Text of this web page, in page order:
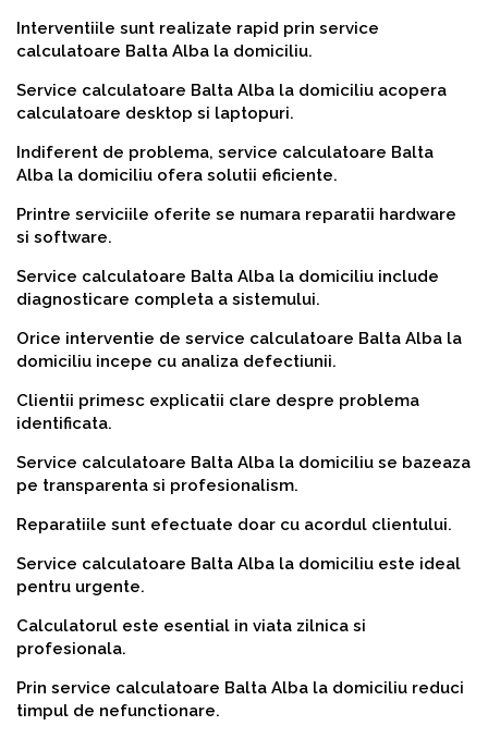
Interventiile sunt realizate rapid prin service
calculatoare Balta Alba la domiciliu.
Service calculatoare Balta Alba la domiciliu acopera
calculatoare desktop si laptopuri.
Indiferent de problema, service calculatoare Balta
Alba la domiciliu ofera solutii eficiente.
Printre serviciile oferite se numara reparatii hardware
si software.
Service calculatoare Balta Alba la domiciliu include
diagnosticare completa a sistemului.
Orice interventie de service calculatoare Balta Alba la
domiciliu incepe cu analiza defectiunii.
Clientii primesc explicatii clare despre problema
identificata.
Service calculatoare Balta Alba la domiciliu se bazeaza
pe transparenta si profesionalism.
Reparatiile sunt efectuate doar cu acordul clientului.
Service calculatoare Balta Alba la domiciliu este ideal
pentru urgente.
Calculatorul este esential in viata zilnica si
profesionala.
Prin service calculatoare Balta Alba la domiciliu reduci
timpul de nefunctionare.